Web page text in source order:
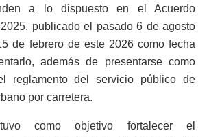
a lo dispuesto en el Acuerdo
publicado el pasado 6 de agosto
de febrero de este 2026 como fecha
además de presentarse como
reglamento del servicio público de
por carretera.
como objetivo fortalecer el